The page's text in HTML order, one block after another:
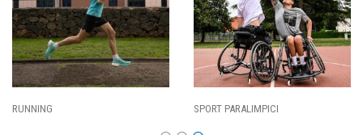
RUNNING SPORT PARALIMPICI